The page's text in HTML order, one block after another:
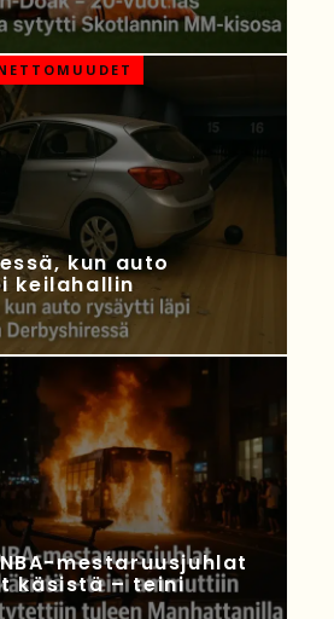
kun auto
keilahallin
mestaruusjuhlat
käsistä – teini